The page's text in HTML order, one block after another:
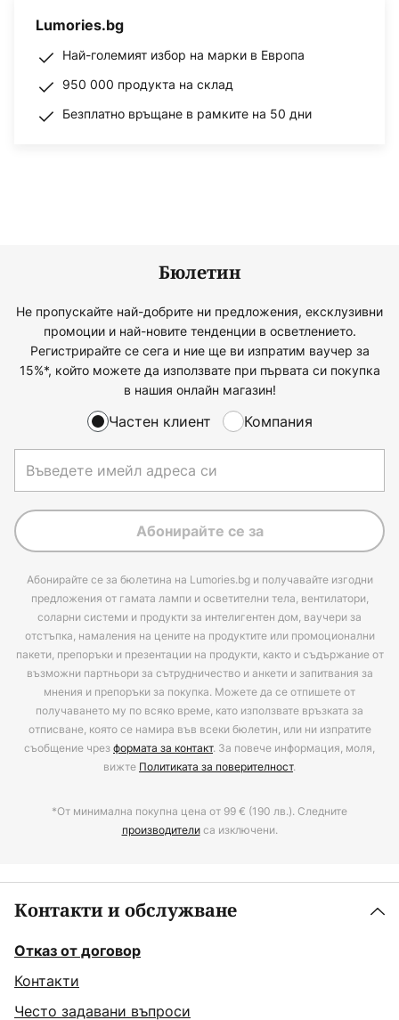
Lumories.bg
Най-големият избор на марки в Европа
950 000 продукта на склад
Безплатно връщане в рамките на 50 дни
Бюлетин
Не пропускайте най-добрите ни предложения, ексклузивни
промоции и най-новите тенденции в осветлението.
Регистрирайте се сега и ние ще ви изпратим ваучер за
15%*, който можете да използвате при първата си покупка
в нашия онлайн магазин!
Частен клиент Компания
Абонирайте се за
Абонирайте се за бюлетина на Lumories.bg и получавайте изгодни
предложения от гамата лампи и осветителни тела, вентилатори,
соларни системи и продукти за интелигентен дом, ваучери за
отстъпка, намаления на цените на продуктите или промоционални
пакети, препоръки и презентации на продукти, както и съдържание от
възможни партньори за сътрудничество и анкети и запитвания за
мнения и препоръки за покупка. Можете да се отпишете от
получаването му по всяко време, като използвате връзката за
отписване, която се намира във всеки бюлетин, или ни изпратите
съобщение чрезформата за контакт. За повече информация, моля,
вижте Политиката за поверителност.
*От минимална покупна цена от 99 € (190 лв.). Следните
производителиса изключени.
Контакти и обслужване
Отказ от договор
Контакти
Често задавани въпроси